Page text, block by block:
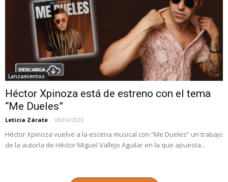
Lanzamientos
Héctor Xpinoza está de estreno con el tema
“Me Dueles”
Leticia Zárate - 08/06/2026
Héctor Xpinoza vuelve a la escena musical con “Me Dueles” un trabajo
de la autoría de Héctor Miguel Vallejo Aguilar en la que apuesta...